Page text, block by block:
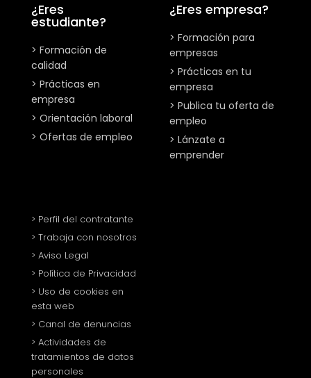
¿Eres
estudiante?
> Formación de
calidad
> Prácticas en
empresa
> Orientación laboral
> Ofertas de empleo
¿Eres empresa?
> Formación para
empresas
> Prácticas en tu
empresa
> Publica tu oferta de
empleo
> Lánzate a
emprender
> Perfil del contratante
> Trabaja con nosotros
> Aviso Legal
> Política de Privacidad
> Uso de cookies en
esta web
> Canal de denuncias
> Actividades de
tratamientos de datos
personales